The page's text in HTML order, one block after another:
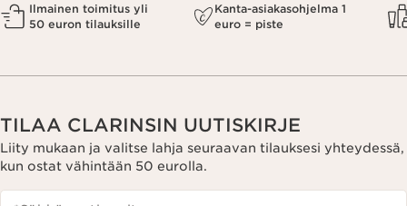
Ilmainen toimitus yli
50 euron tilauksille
Kanta-asiakasohjelma 1
euro = piste
TILAA CLARINSIN UUTISKIRJE
Liity mukaan ja valitse lahja seuraavan tilauksesi yhteydessä,
kun ostat vähintään 50 eurolla.